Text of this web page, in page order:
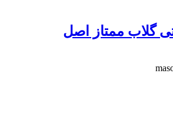
گلاب ممتاز اصل